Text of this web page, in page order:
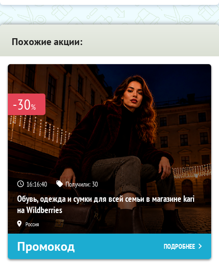
Похожие акции:
-30%
16:16:39 Получили: 30
Обувь, одежда и сумки для всей семьи в магазине kari
на Wildberries
Россия
Промокод ПОДРОБНЕЕ